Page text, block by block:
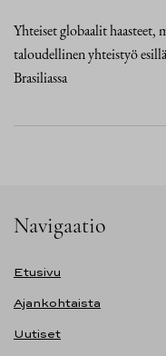
Yhteiset globaalit haasteet,
taloudellinen yhteistyö
Brasiliassa
Navigaatio
Etusivu
Ajankohtaista
Uutiset